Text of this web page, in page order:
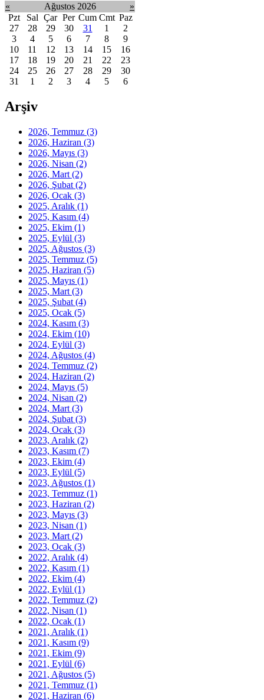
« Ağustos 2026
»
Pzt
Sal Çar Per Cum Cmt Paz
27
28 29 30 31 1
2
3
4 5 6 7 8
9
10
11 12 13 14 15
16
17
18 19 20 21 22
23
24
25 26 27 28 29
30
31
1 2 3 4 5 6
Arşiv
2026, Temmuz (3)
2026, Haziran (3)
2026, Mayıs (3)
2026, Nisan (2)
2026, Mart (2)
2026, Şubat (2)
2026, Ocak (3)
2025, Aralık (1)
2025, Kasım (4)
2025, Ekim (1)
2025, Eylül (3)
2025, Ağustos (3)
2025, Temmuz (5)
2025, Haziran (5)
2025, Mayıs (1)
2025, Mart (3)
2025, Şubat (4)
2025, Ocak (5)
2024, Kasım (3)
2024, Ekim (10)
2024, Eylül (3)
2024, Ağustos (4)
2024, Temmuz (2)
2024, Haziran (2)
2024, Mayıs (5)
2024, Nisan (2)
2024, Mart (3)
2024, Şubat (3)
2024, Ocak (3)
2023, Aralık (2)
2023, Kasım (7)
2023, Ekim (4)
2023, Eylül (5)
2023, Ağustos (1)
2023, Temmuz (1)
2023, Haziran (2)
2023, Mayıs (3)
2023, Nisan (1)
2023, Mart (2)
2023, Ocak (3)
2022, Aralık (4)
2022, Kasım (1)
2022, Ekim (4)
2022, Eylül (1)
2022, Temmuz (2)
2022, Nisan (1)
2022, Ocak (1)
2021, Aralık (1)
2021, Kasım (9)
2021, Ekim (9)
2021, Eylül (6)
2021, Ağustos (5)
2021, Temmuz (1)
2021, Haziran (6)